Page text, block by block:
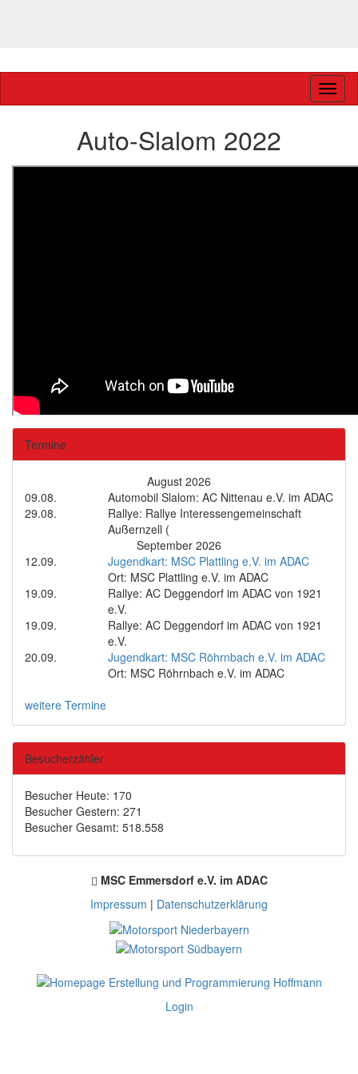
ein-/
Auto-Slalom 2022
Termine
August 2026
09.08.
Automobil Slalom: AC Nittenau e.V. im ADAC
29.08.
Rallye: Rallye Interessengemeinschaft
Außernzell (
September 2026
12.09.
Jugendkart: MSC Plattling e.V. im ADAC
Ort: MSC Plattling e.V. im ADAC
19.09.
Rallye: AC Deggendorf im ADAC von 1921
e.V.
19.09.
Rallye: AC Deggendorf im ADAC von 1921
e.V.
20.09.
Jugendkart: MSC Röhrnbach e.V. im ADAC
Ort: MSC Röhrnbach e.V. im ADAC
weitere Termine
Besucherzähler
Besucher Heute: 170
Besucher Gestern: 271
Besucher Gesamt: 518.558
MSC Emmersdorf e.V. im ADAC
Impressum | Datenschutzerklärung
Login